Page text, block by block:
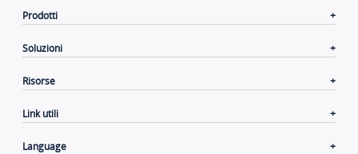
Prodotti
Soluzioni
Risorse
Link utili
Language